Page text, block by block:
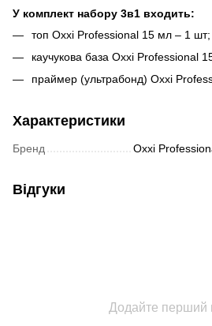
У комплект набору 3в1 входить:
топ Oxxi Professional 15 мл – 1 шт;
каучукова база Oxxi Professional
праймер (ультрабонд) Oxxi
Характеристики
Бренд Oxxi
Відгуки
Додайте перший